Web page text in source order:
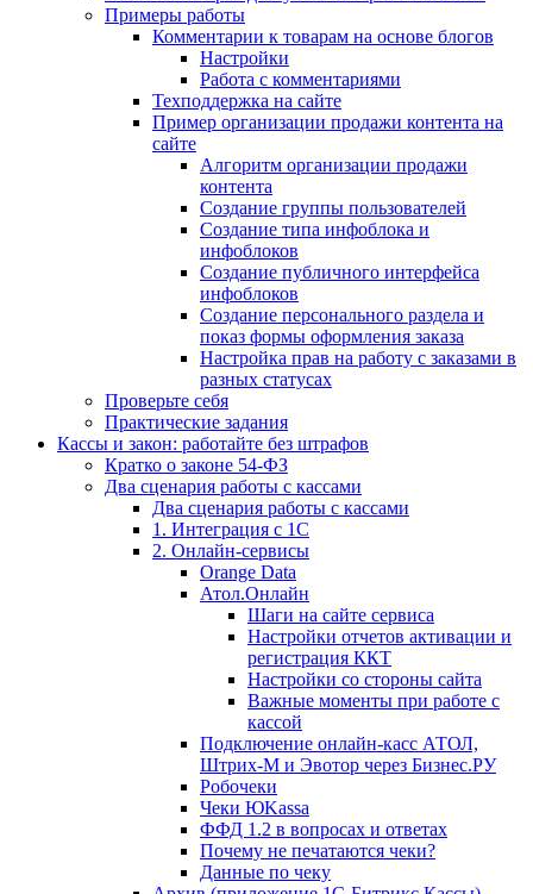
Примеры работы
Комментарии к товарам на основе блогов
Настройки
Работа с комментариями
Техподдержка на сайте
Пример организации продажи контента на
сайте
Алгоритм организации продажи
контента
Создание группы пользователей
Создание типа инфоблока и
инфоблоков
Создание публичного интерфейса
инфоблоков
Создание персонального раздела и
показ формы оформления заказа
Настройка прав на работу с заказами в
разных статусах
Проверьте себя
Практические задания
Кассы и закон: работайте без штрафов
Кратко о законе 54-ФЗ
Два сценария работы с кассами
Два сценария работы с кассами
1. Интеграция с 1С
2. Онлайн-сервисы
Orange Data
Атол.Онлайн
Шаги на сайте сервиса
Настройки отчетов активации и
регистрация ККТ
Настройки со стороны сайта
Важные моменты при работе с
кассой
Подключение онлайн-касс АТОЛ,
Штрих-М и Эвотор через Бизнес.РУ
Робочеки
Чеки ЮKassa
ФФД 1.2 в вопросах и ответах
Почему не печатаются чеки?
Данные по чеку